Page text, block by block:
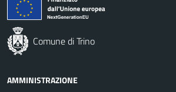
Comune di Trino
AMMINISTRAZIONE